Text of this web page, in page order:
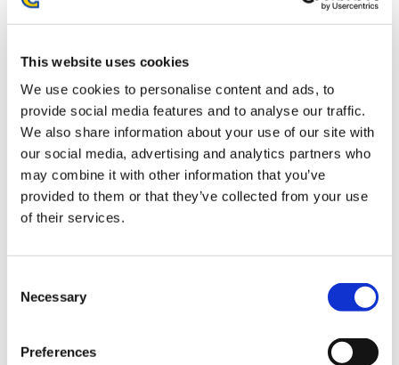
This website uses cookies
We use cookies to personalise content and ads, to
provide social media features and to analyse our traffic.
We also share information about your use of our site with
our social media, advertising and analytics partners who
may combine it with other information that you’ve
provided to them or that they’ve collected from your use
of their services.
Selection
Necessary
Preferences
2,750円(税込)
在庫：△ |137ポイント
お届け開始日： 2026/10/15